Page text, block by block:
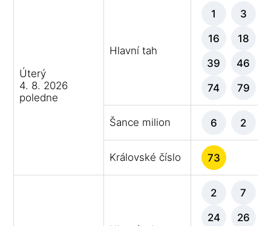
Úterý
4. 8. 2026
poledne
Hlavní tah
1 3
16 18
39 46
74 79
Šance milion 6 2
Královské číslo 73
2 7
24 26